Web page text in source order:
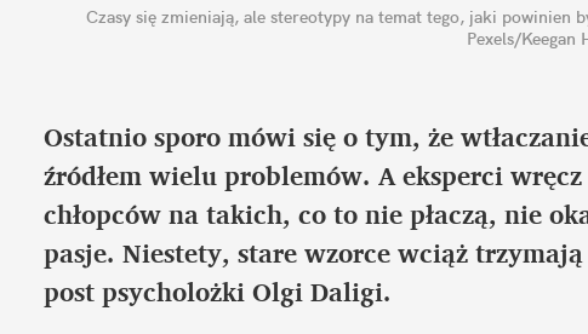
Czasy się zmieniają, ale stereotypy na temat tego, jaki powinien
Pexels/Keegan
Ostatnio sporo mówi się o tym, że
źródłem wielu problemów. A eksperci
chłopców na takich, co to nie płaczą, nie
pasje. Niestety, stare wzorce wciąż
post psycholożki Olgi Daligi.